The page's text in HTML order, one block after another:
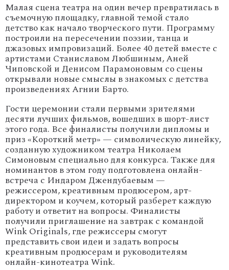
Малая сцена театра на один вечер превратилась в
съемочную площадку, главной темой стало
детство как начало творческого пути. Программу
построили на пересечении поэзии, танца и
джазовых импровизаций. Более 40 детей вместе с
артистами Станиславом Любшиным, Аней
Чиповской и Денисом Парамоновым со сцены
открывали новые смыслы в знакомых с детства
произведениях Агнии Барто.
Гости церемонии стали первыми зрителями
десяти лучших фильмов, вошедших в шорт-лист
этого года. Все финалисты получили дипломы и
приз «Короткий метр» — символическую линейку,
созданную художником театра Николаем
Симоновым специально для конкурса. Также для
номинантов в этом году подготовлена онлайн-
встреча с Индаром Джендубаевым —
режиссером, креативным продюсером, арт-
директором и коучем, который разберет каждую
работу и ответит на вопросы. Финалисты
получили приглашение на завтрак с командой
Wink Originals, где режиссеры смогут
представить свои идеи и задать вопросы
креативным продюсерам и руководителям
онлайн-кинотеатра Wink.